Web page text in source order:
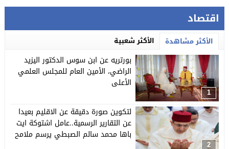
اقتصاد
الأكثر مشاهدة الأكثر شعبية
1
بورتريه عن ابن سوس الدكتور اليزيد
الراضي، الأمين العام للمجلس العلمي
الأعلى
2
لتكوين صورة دقيقة عن الاقليم بعيدا
عن التقارير الرسمية..عامل اشتوكة ايت
باها محمد سالم الصبطي يرسم ملامح